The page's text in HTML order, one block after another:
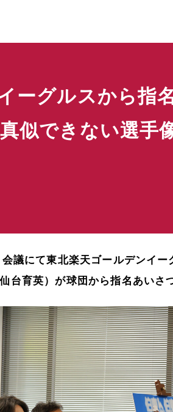
イーグルスから
似できない選手
議にて東北楽天ゴールデンイー
台育英）が球団から指名あいさ